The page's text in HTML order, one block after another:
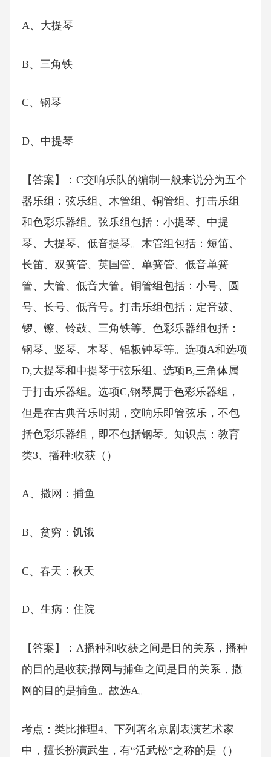
A、大提琴
B、三角铁
C、钢琴
D、中提琴
【答案】：C交响乐队的编制一般来说分为五个
器乐组：弦乐组、木管组、铜管组、打击乐组
和色彩乐器组。弦乐组包括：小提琴、中提
琴、大提琴、低音提琴。木管组包括：短笛、
长笛、双簧管、英国管、单簧管、低音单簧
管、大管、低音大管。铜管组包括：小号、圆
号、长号、低音号。打击乐组包括：定音鼓、
锣、镲、铃鼓、三角铁等。色彩乐器组包括：
钢琴、竖琴、木琴、铝板钟琴等。选项A和选项
D,大提琴和中提琴于弦乐组。选项B,三角体属
于打击乐器组。选项C,钢琴属于色彩乐器组，
但是在古典音乐时期，交响乐即管弦乐，不包
括色彩乐器组，即不包括钢琴。知识点：教育
类3、播种:收获（）
A、撒网：捕鱼
B、贫穷：饥饿
C、春天：秋天
D、生病：住院
【答案】：A播种和收获之间是目的关系，播种
的目的是收获;撒网与捕鱼之间是目的关系，撒
网的目的是捕鱼。故选A。
考点：类比推理4、下列著名京剧表演艺术家
中，擅长扮演武生，有“活武松”之称的是（）